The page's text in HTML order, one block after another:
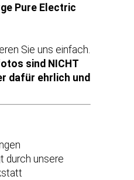
Pure Electric
Sie uns einfach.
sind NICHT
dafür ehrlich und
durch unsere